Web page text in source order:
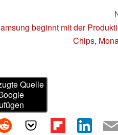
beginnt mit der
Chips,
Quelle